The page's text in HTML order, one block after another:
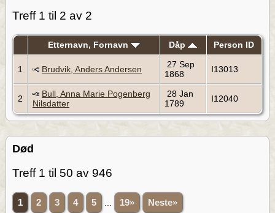
Treff 1 til 2 av 2
Etternavn, Fornavn Dåp Person ID
1 Brudvik, Anders Andersen
27 Sep
1868
I13013
2
Bull, Anna Marie Pogenberg
Nilsdatter
28 Jan
1789
I12040
Død
Treff 1 til 50 av 946
1 2 3 4 5 19» Neste»